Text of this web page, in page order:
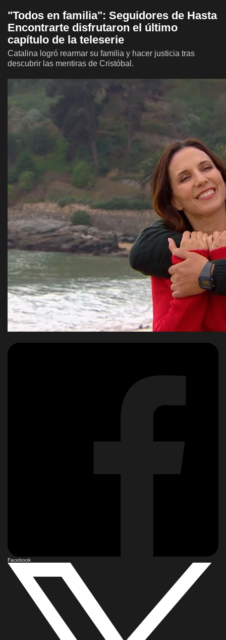
"Todos en familia": Seguidores de Hasta
Encontrarte disfrutaron el último
capítulo de la teleserie
Catalina logró rearmar su familia y hacer justicia tras
descubrir las mentiras de Cristóbal.
Facebook